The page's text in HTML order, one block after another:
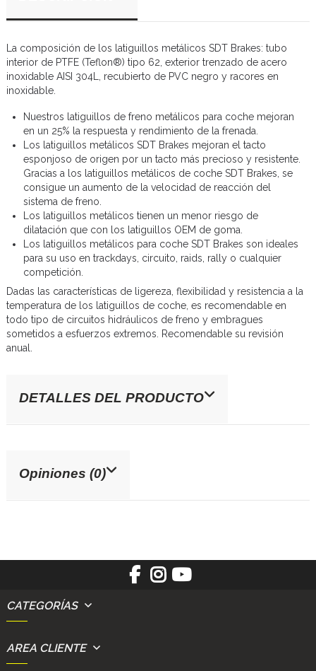
La composición de los latiguillos metálicos SDT Brakes: tubo
interior de PTFE (Teflon®) tipo 62, exterior trenzado de acero
inoxidable AISI 304L, recubierto de PVC negro y racores en
inoxidable.
Nuestros latiguillos de freno metálicos para coche mejoran
en un 25% la respuesta y rendimiento de la frenada.
Los latiguillos metálicos SDT Brakes mejoran el tacto
esponjoso de origen por un tacto más precioso y resistente.
Gracias a los latiguillos metálicos de coche SDT Brakes, se
consigue un aumento de la velocidad de reacción del
sistema de freno.
Los latiguillos metálicos tienen un menor riesgo de
dilatación que con los latiguillos OEM de goma.
Los latiguillos metálicos para coche SDT Brakes son ideales
para su uso en trackdays, circuito, raids, rally o cualquier
competición.
Dadas las características de ligereza, flexibilidad y resistencia a la
temperatura de los latiguillos de coche, es recomendable en
todo tipo de circuitos hidráulicos de freno y embragues
sometidos a esfuerzos extremos. Recomendable su revisión
anual.
DETALLES DEL PRODUCTO
Opiniones (0)
CATEGORÍAS
AREA CLIENTE